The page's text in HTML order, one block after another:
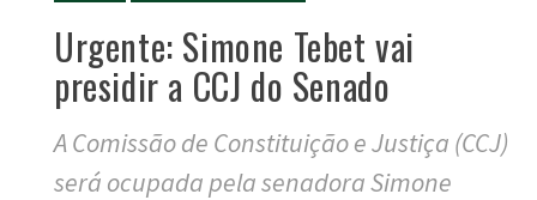
Urgente: Simone Tebet vai
presidir a CCJ do Senado
A Comissão de Constituição e Justiça (CCJ)
será ocupada pela senadora Simone